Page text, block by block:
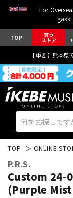
For
TOP 買う
ストア
【重要】熊本
TOP ONLINE
P.R.S.
Custom 24-
(Purple